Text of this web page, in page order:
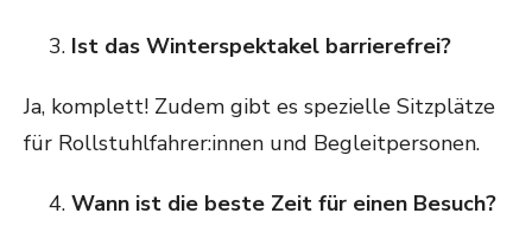
Ist das Winterspektakel barrierefrei?
Ja, komplett! Zudem gibt es spezielle Sitzplätze
für Rollstuhlfahrer:innen und Begleitpersonen.
Wann ist die beste Zeit für einen Besuch?